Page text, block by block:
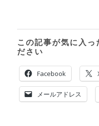
この記事が気に入っ
ださい
Facebook
メールアドレス